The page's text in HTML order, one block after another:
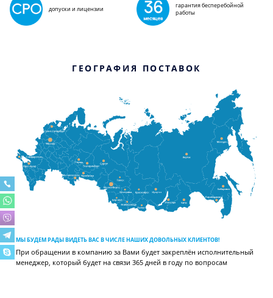
допуски и лицензии
гарантия бесперебойной
работы
ГЕОГРАФИЯ ПОСТАВОК
МЫ БУДЕМ РАДЫ ВИДЕТЬ ВАС В ЧИСЛЕ НАШИХ ДОВОЛЬНЫХ КЛИЕНТОВ!
При обращении в компанию за Вами будет закреплён исполнительный
менеджер, который будет на связи 365 дней в году по вопросам